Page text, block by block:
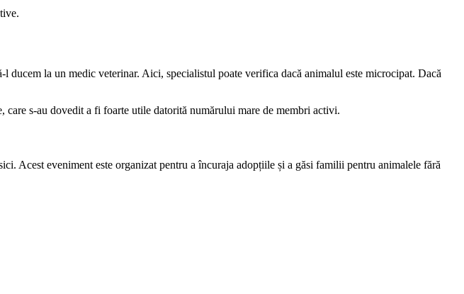
ducem la un medic veterinar. Aici, specialistul poate verifica dacă animalul este microcipat. Dacă
care s-au dovedit a fi foarte utile datorită numărului mare de membri activi.
Acest eveniment este organizat pentru a încuraja adopțiile și a găsi familii pentru animalele fără